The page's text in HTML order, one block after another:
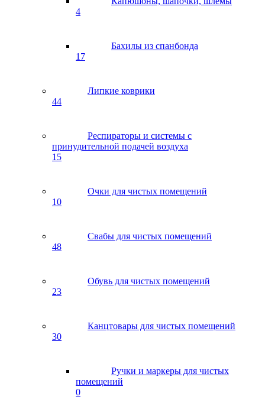
4
Бахилы из спанбонда
17
Липкие коврики
44
Респираторы и системы с
принудительной подачей воздуха
15
Очки для чистых помещений
10
Свабы для чистых помещений
48
Обувь для чистых помещений
23
Канцтовары для чистых помещений
30
Ручки и маркеры для чистых
помещений
0